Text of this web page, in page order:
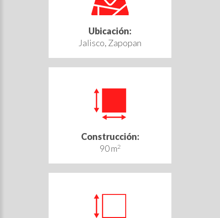
Ubicación:
Jalisco, Zapopan
Construcción:
90 m2